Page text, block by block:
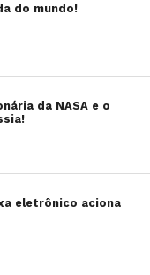
do mundo!
da NASA e o
eletrônico aciona